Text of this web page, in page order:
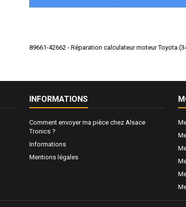
89661-42662 - Réparation calculateur moteur Toyota (
INFORMATIONS
Comment envoyer ma pièce chez Alsace
Tronics ?
Informations
Mentions légales